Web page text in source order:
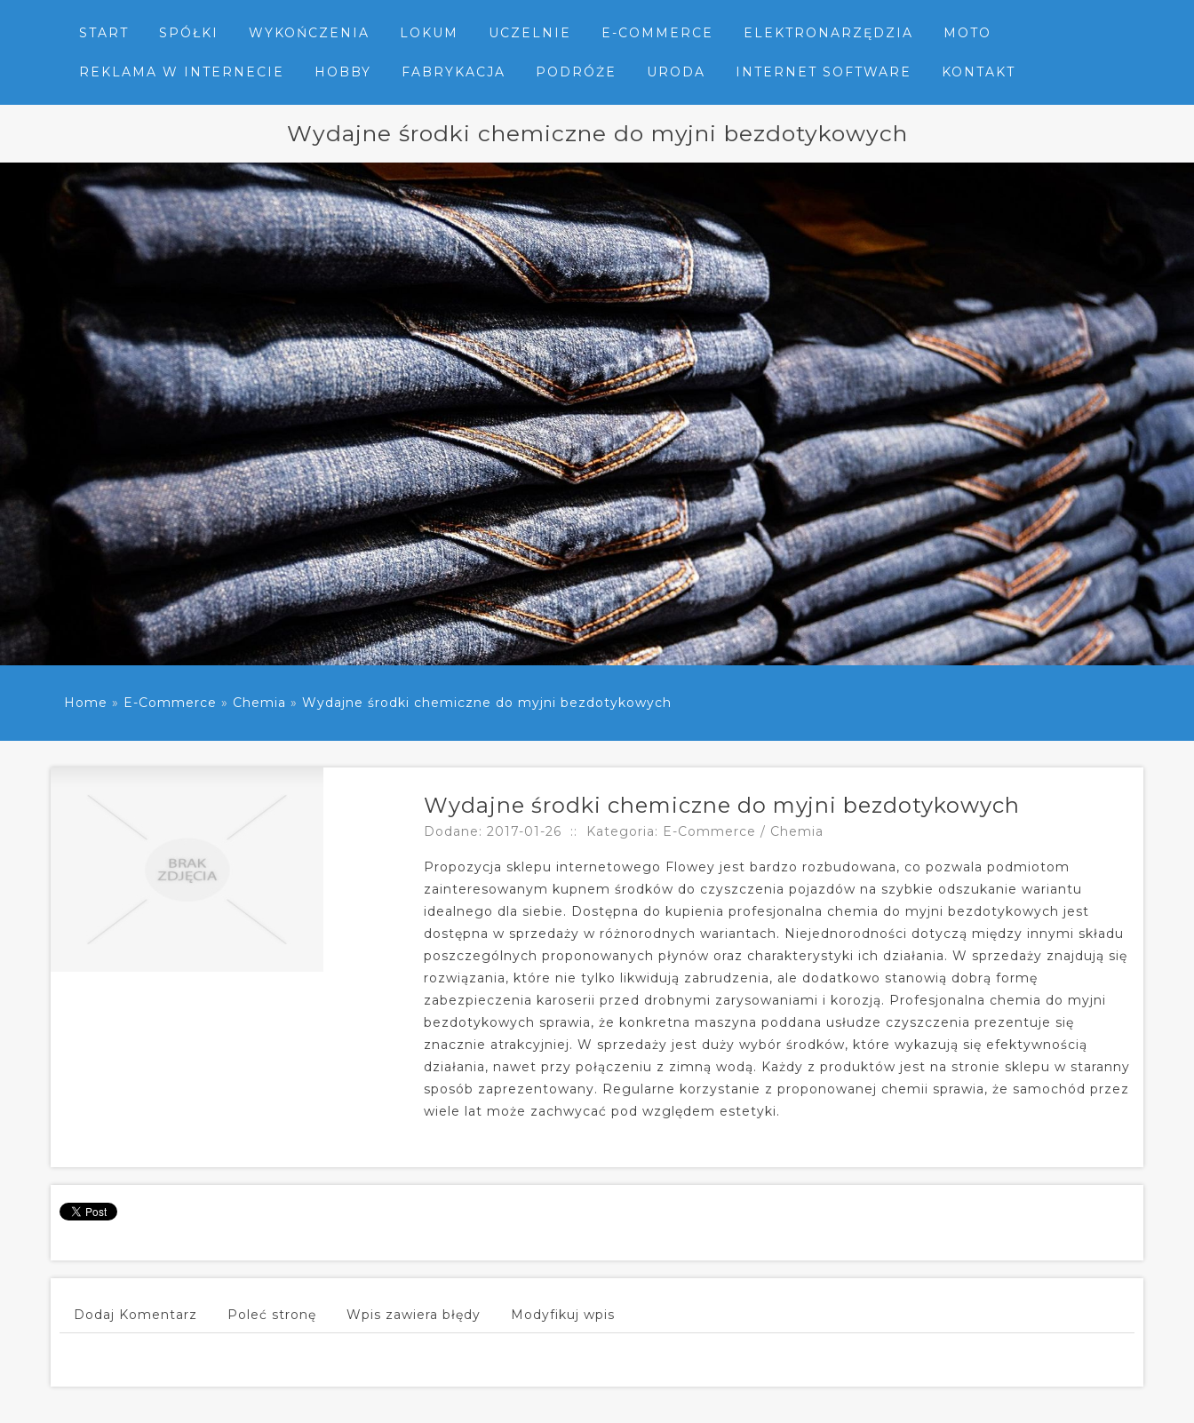
START SPÓŁKI WYKOŃCZENIA LOKUM UCZELNIE E-COMMERCE ELEKTRONARZĘDZIA MOTO
REKLAMA W INTERNECIE HOBBY FABRYKACJA PODRÓŻE URODA INTERNET SOFTWARE KONTAKT
Wydajne środki chemiczne do myjni bezdotykowych
Home » E-Commerce » Chemia » Wydajne środki chemiczne do myjni bezdotykowych
Wydajne środki chemiczne do myjni bezdotykowych
Dodane: 2017-01-26 :: Kategoria: E-Commerce / Chemia
Propozycja sklepu internetowego Flowey jest bardzo rozbudowana, co pozwala podmiotom
zainteresowanym kupnem środków do czyszczenia pojazdów na szybkie odszukanie wariantu
idealnego dla siebie. Dostępna do kupienia profesjonalna chemia do myjni bezdotykowych jest
dostępna w sprzedaży w różnorodnych wariantach. Niejednorodności dotyczą między innymi składu
poszczególnych proponowanych płynów oraz charakterystyki ich działania. W sprzedaży znajdują się
rozwiązania, które nie tylko likwidują zabrudzenia, ale dodatkowo stanowią dobrą formę
zabezpieczenia karoserii przed drobnymi zarysowaniami i korozją. Profesjonalna chemia do myjni
bezdotykowych sprawia, że konkretna maszyna poddana usłudze czyszczenia prezentuje się
znacznie atrakcyjniej. W sprzedaży jest duży wybór środków, które wykazują się efektywnością
działania, nawet przy połączeniu z zimną wodą. Każdy z produktów jest na stronie sklepu w staranny
sposób zaprezentowany. Regularne korzystanie z proponowanej chemii sprawia, że samochód przez
wiele lat może zachwycać pod względem estetyki.
Dodaj Komentarz Poleć stronę Wpis zawiera błędy Modyfikuj wpis